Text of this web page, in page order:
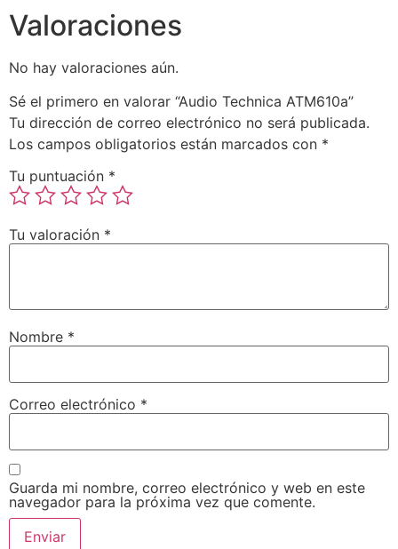
Valoraciones
No hay valoraciones aún.
Sé el primero en valorar “Audio Technica ATM610a”
Tu dirección de correo electrónico no será publicada.
Los campos obligatorios están marcados con *
Tu puntuación *
Tu valoración *
Nombre *
Correo electrónico *
Guarda mi nombre, correo electrónico y web en este
navegador para la próxima vez que comente.